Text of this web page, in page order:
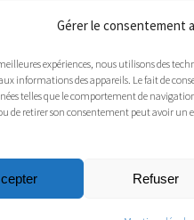
Gérer le consentement
expériences, nous utilisons des
informations des appareils. Le fait de
telles que le comportement de
de retirer son consentement peut avoir un
Refuser